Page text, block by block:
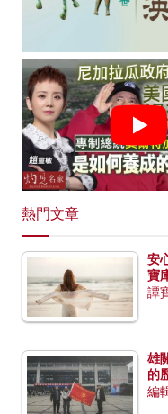
熱門文章
安
寶
譚
雄
的
編